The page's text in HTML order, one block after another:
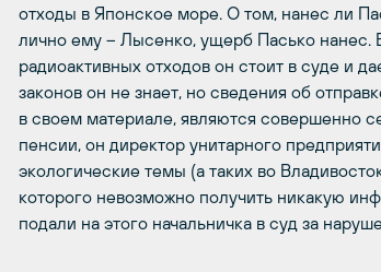
отходы в Японское море. О том, нанес ли
лично ему – Лысенко, ущерб Пасько нанес.
радиоактивных отходов он стоит в суде и
законов он не знает, но сведения об
в своем материале, являются совершенно
пенсии, он директор унитарного
экологические темы (а таких во
которого невозможно получить никакую
подали на этого начальничка в суд за